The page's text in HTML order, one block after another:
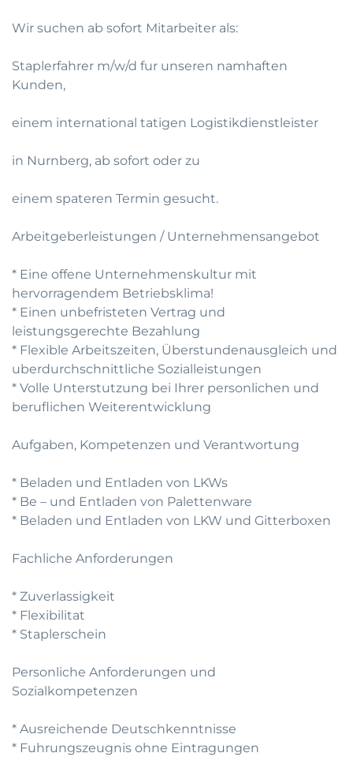
Wir suchen ab sofort Mitarbeiter als:
Staplerfahrer m/w/d fur unseren namhaften
Kunden,
einem international tatigen Logistikdienstleister
in Nurnberg, ab sofort oder zu
einem spateren Termin gesucht.
Arbeitgeberleistungen / Unternehmensangebot
* Eine offene Unternehmenskultur mit
hervorragendem Betriebsklima!
* Einen unbefristeten Vertrag und
leistungsgerechte Bezahlung
* Flexible Arbeitszeiten, Überstundenausgleich und
uberdurchschnittliche Sozialleistungen
* Volle Unterstutzung bei Ihrer personlichen und
beruflichen Weiterentwicklung
Aufgaben, Kompetenzen und Verantwortung
* Beladen und Entladen von LKWs
* Be – und Entladen von Palettenware
* Beladen und Entladen von LKW und Gitterboxen
Fachliche Anforderungen
* Zuverlassigkeit
* Flexibilitat
* Staplerschein
Personliche Anforderungen und
Sozialkompetenzen
* Ausreichende Deutschkenntnisse
* Fuhrungszeugnis ohne Eintragungen